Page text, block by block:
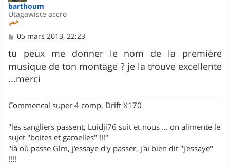
barthoum
Utagawiste accro
M
s
s
a
g
e
05 mars 2013, 22:23
tu peux me donner le nom de la première
musique de ton montage ? je la trouve excellente
...merci
Commencal super 4 comp, Drift X170
"les sangliers passent, Luidji76 suit et nous ... on alimente le
sujet "boites et gamelles" !!!"
"là où passe Glm, j'essaye d'y passer, j'ai bien dit "j'essaye"
!!!!